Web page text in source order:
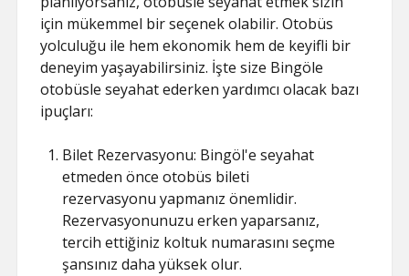
için mükemmel bir seçenek olabilir. Otobüs
yolculuğu ile hem ekonomik hem de keyifli bir
deneyim yaşayabilirsiniz. İşte size Bingöle
otobüsle seyahat ederken yardımcı olacak bazı
ipuçları:
Bilet Rezervasyonu: Bingöl'e seyahat
etmeden önce otobüs bileti
rezervasyonu yapmanız önemlidir.
Rezervasyonunuzu erken yaparsanız,
tercih ettiğiniz koltuk numarasını seçme
şansınız daha yüksek olur.